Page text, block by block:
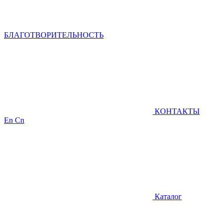
БЛАГОТВОРИТЕЛЬНОСТЬ
КОНТАКТЫ
En Cn
Каталог